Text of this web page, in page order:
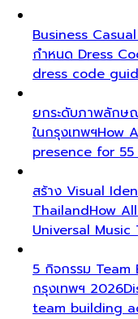
Business
กำหนด Dress
dress code
ยกระดับภาพลักษ
ในกรุงเทพฯHow
presence for
สร้าง Visual
ThailandHow
Universal
5 กิจกรรม Team
กรุงเทพฯ 2026
team building